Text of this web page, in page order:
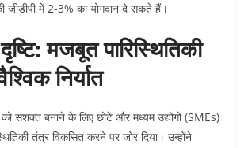
जीडीपी में 2-3% का योगदान दे सकते हैं।
मजबूत पारिस्थितिकी
निर्यात
को सशक्त बनाने के लिए छोटे और मध्यम उद्योगों (SMEs)
तंत्र विकसित करने पर जोर दिया। उन्होंने